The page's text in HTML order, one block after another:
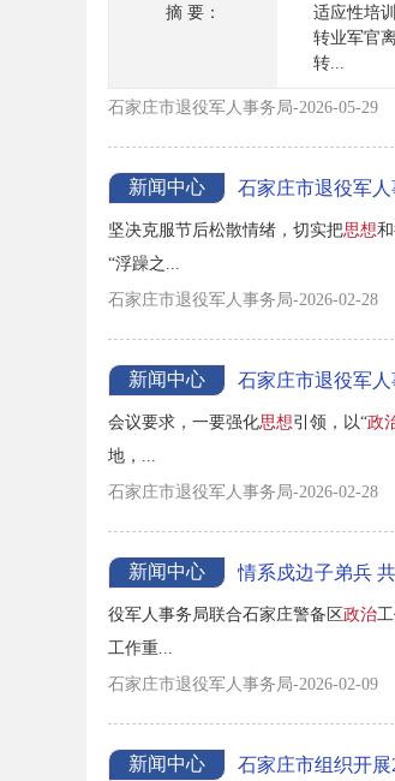
摘 要： 适应性培
转业军官
转...
石家庄市退役军人事务局-2026-05-29
新闻中心 石家庄市退役军
坚决克服节后松散情绪，切实把思想
“浮躁之...
石家庄市退役军人事务局-2026-02-28
新闻中心 石家庄市退役军
会议要求，一要强化思想引领，以“政
地，...
石家庄市退役军人事务局-2026-02-28
新闻中心 情系戍边子弟兵
役军人事务局联合石家庄警备区政治
工作重...
石家庄市退役军人事务局-2026-02-09
新闻中心 石家庄市组织开展